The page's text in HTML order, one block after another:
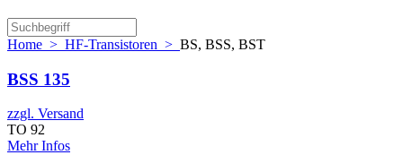
Home > HF-Transistoren > BS, BSS, BST
BSS 135
zzgl. Versand
TO 92
Mehr Infos